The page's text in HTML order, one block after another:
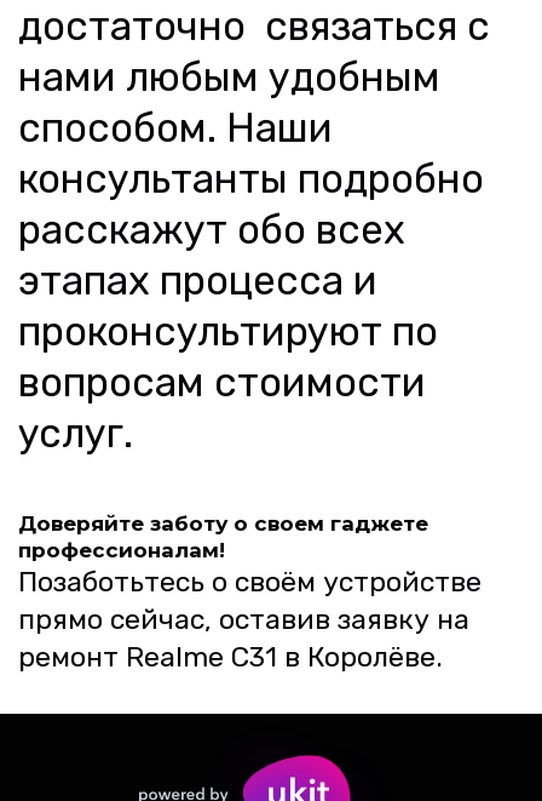
достаточно  связаться с
нами любым удобным
способом. Наши
консультанты подробно
расскажут обо всех
этапах процесса и
проконсультируют по
вопросам стоимости
услуг.
Доверяйте заботу о своем гаджете
профессионалам!
Позаботьтесь о своём устройстве
прямо сейчас, оставив заявку на
ремонт Realme C31 в Королёве.